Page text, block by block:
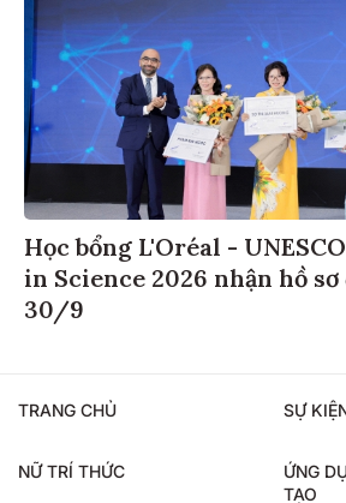
Học bổng L'Oréal -
in Science 2026 nhận hồ
30/9
TRANG CHỦ SỰ
NỮ TRÍ THỨC
ỨNG
TẠO